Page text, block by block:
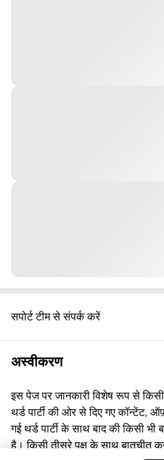
सपोर्ट टीम से संपर्क करें
अस्वीकरण
इस पेज पर जानकारी विशेष रूप से किसी
थर्ड पार्टी की ओर से दिए गए कॉन्टेंट,
गई थर्ड पार्टी के साथ बाद की किसी
है। किसी तीसरे पक्ष के साथ